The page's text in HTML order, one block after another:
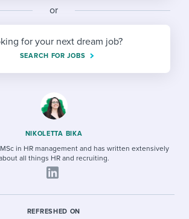
Finding and attracting people
Digitizing work processes
Workable Academy
or
for your next dream job?
SEARCH FOR JOBS
NIKOLETTA BIKA
in HR management and has written extensively
all things HR and recruiting.
REFRESHED ON